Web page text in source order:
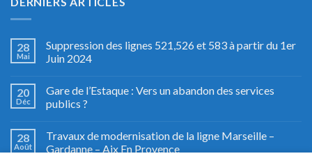
28
Mai
Suppression des lignes 521,526 et 583 à partir du 1er
Juin 2024
20
Déc
Gare de l’Estaque : Vers un abandon des services
publics ?
28
Août
Travaux de modernisation de la ligne Marseille –
Gardanne – Aix En Provence